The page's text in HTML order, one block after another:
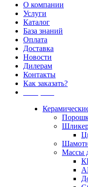
О компании
Услуги
Каталог
База знаний
Оплата
Доставка
Новости
Дилерам
Контакты
Как заказать?
Шликер
Массы